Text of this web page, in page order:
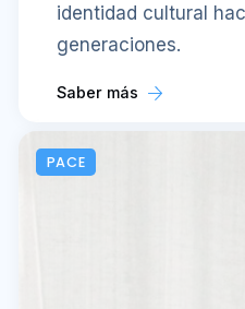
identidad cultural
generaciones.
Saber más
PACE